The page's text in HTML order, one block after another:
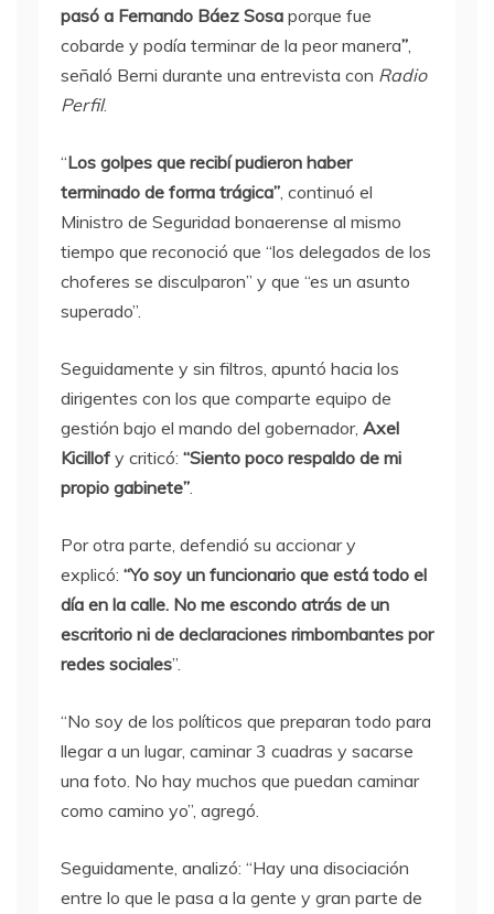
pasó a Fernando Báez Sosa porque fue
cobarde y podía terminar de la peor manera”,
señaló Berni durante una entrevista con Radio
Perfil.
“Los golpes que recibí pudieron haber
terminado de forma trágica”, continuó el
Ministro de Seguridad bonaerense al mismo
tiempo que reconoció que “los delegados de los
choferes se disculparon” y que “es un asunto
superado”.
Seguidamente y sin filtros, apuntó hacia los
dirigentes con los que comparte equipo de
gestión bajo el mando del gobernador, Axel
Kicillof y criticó: “Siento poco respaldo de mi
propio gabinete”.
Por otra parte, defendió su accionar y
explicó: “Yo soy un funcionario que está todo el
día en la calle. No me escondo atrás de un
escritorio ni de declaraciones rimbombantes por
redes sociales”.
“No soy de los políticos que preparan todo para
llegar a un lugar, caminar 3 cuadras y sacarse
una foto. No hay muchos que puedan caminar
como camino yo”, agregó.
Seguidamente, analizó: “Hay una disociación
entre lo que le pasa a la gente y gran parte de